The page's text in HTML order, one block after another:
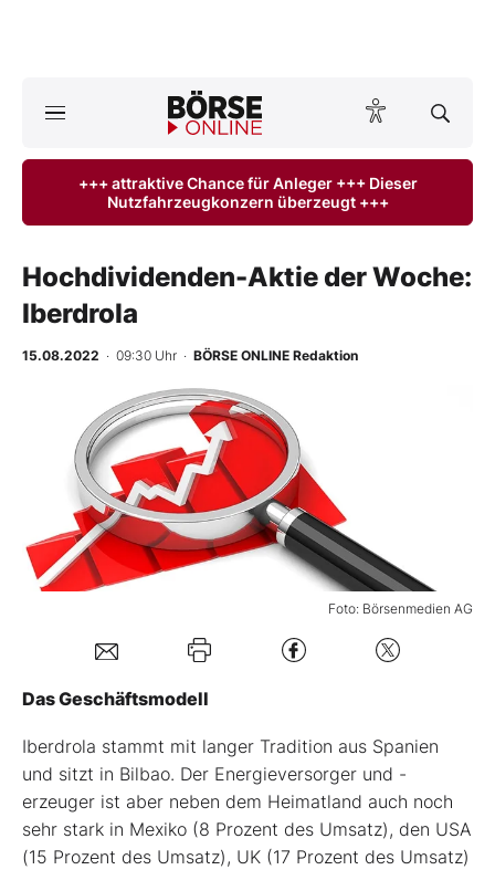
ktuelle Ausgabe BÖRSE ONLINE lesen
Anlageprodukte
Finanz-Check
BO-Musterdepots
Experten
Mein B:O
Folgen Sie uns
Kontakt
+++ attraktive Chance für Anleger +++ Dieser
Nutzfahrzeugkonzern überzeugt +++
Hochdividenden-Aktie der Woche:
Iberdrola
15.08.2022 · 09:30 Uhr · BÖRSE ONLINE Redaktion
Foto: Börsenmedien AG
Das Geschäftsmodell
Iberdrola stammt mit langer Tradition aus Spanien
und sitzt in Bilbao. Der Energieversorger und -
erzeuger ist aber neben dem Heimatland auch noch
sehr stark in Mexiko (8 Prozent des Umsatz), den USA
(15 Prozent des Umsatz), UK (17 Prozent des Umsatz)